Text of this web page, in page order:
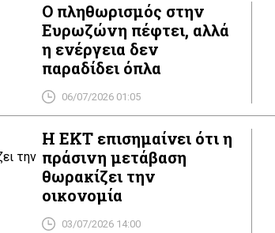
Ο πληθωρισμός στην
Ευρωζώνη πέφτει, αλλά
η ενέργεια δεν
παραδίδει όπλα
06/07/2026 01:05
Η ΕΚΤ επισημαίνει ότι η
πράσινη μετάβαση
θωρακίζει την
οικονομία
03/07/2026 14:00